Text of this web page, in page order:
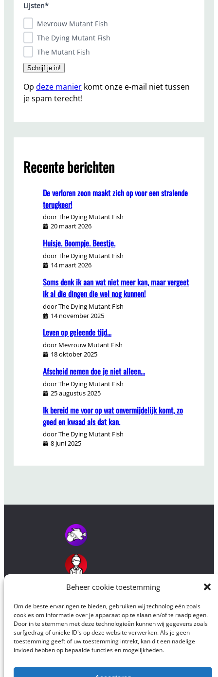
Beheer cookie toestemming
Om de beste ervaringen te bieden, gebruiken wij technologieën zoals
cookies om informatie over je apparaat op te slaan en/of te raadplegen.
Door in te stemmen met deze technologieën kunnen wij gegevens zoals
surfgedrag of unieke ID's op deze website verwerken. Als je geen
toestemming geeft of uw toestemming intrekt, kan dit een nadelige
invloed hebben op bepaalde functies en mogelijkheden.
Lijsten*
Mevrouw Mutant Fish
The Dying Mutant Fish
The Mutant Fish
Op deze manier komt onze e-mail niet tussen
je spam terecht!
Recente berichten
De verloren zoon maakt zich op voor een stralende
terugkeer!
door The Dying Mutant Fish
20 maart 2026
Huisje. Boompje. Beestje.
door The Dying Mutant Fish
14 maart 2026
Soms denk ik aan wat niet meer kan, maar vergeet
ik al die dingen die wel nog kunnen!
door The Dying Mutant Fish
14 november 2025
Leven op geleende tijd…
door Mevrouw Mutant Fish
18 oktober 2025
Afscheid nemen doe je niet alleen…
door The Dying Mutant Fish
25 augustus 2025
Ik bereid me voor op wat onvermijdelijk komt, zo
goed en kwaad als dat kan.
door The Dying Mutant Fish
8 juni 2025
Alle originele elementen op deze website zijn © 2016-2026 Mevrouw en
bronvermelding.